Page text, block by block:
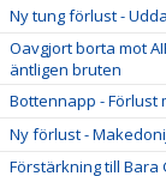
Ny tung förlust -
Oavgjort borta mot
äntligen bruten
Bottennapp - Förlust
Ny förlust -
Förstärkning till Bara